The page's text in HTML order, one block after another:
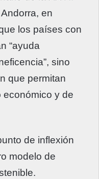
en
los países con
“ayuda
sino
que permitan
económico y de
de inflexión
modelo de